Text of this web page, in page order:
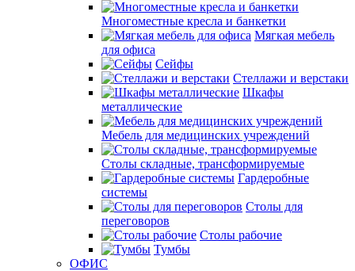
Многоместные кресла и банкетки
Мягкая мебель
для офиса
Сейфы
Стеллажи и верстаки
Шкафы
металлические
Мебель для медицинских учреждений
Столы складные, трансформируемые
Гардеробные
системы
Столы для
переговоров
Столы рабочие
Тумбы
ОФИС